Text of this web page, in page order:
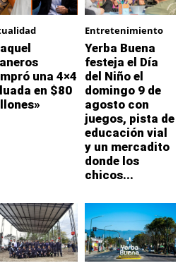
una 4×4
en $80
Entretenimiento
Yerba Buena
festeja el Día
del Niño el
domingo 9 de
agosto con
juegos, pista de
educación vial
y un mercadito
donde los
chicos...